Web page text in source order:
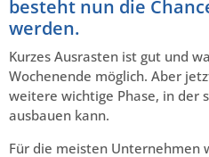
besteht nun die
werden.
Kurzes Ausrasten ist gut und
Wochenende möglich. Aber
weitere wichtige Phase, in der
ausbauen kann.
Für die meisten Unternehmen